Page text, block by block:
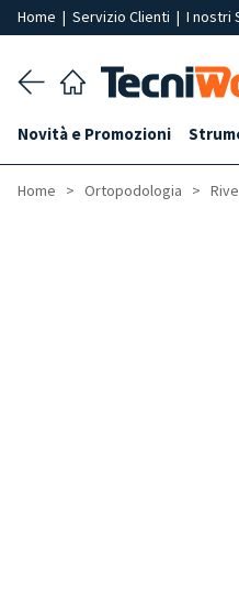
Home | Servizio Clienti | I nostri
Novità e Promozioni
Home Ortopodologia